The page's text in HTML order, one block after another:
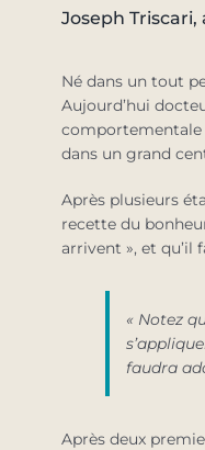
Joseph
Né dans un tout
Aujourd’hui
comportementale
dans un grand
Après plusieurs
recette du
arrivent », et qu’il
« Notez
faudra
Après deux